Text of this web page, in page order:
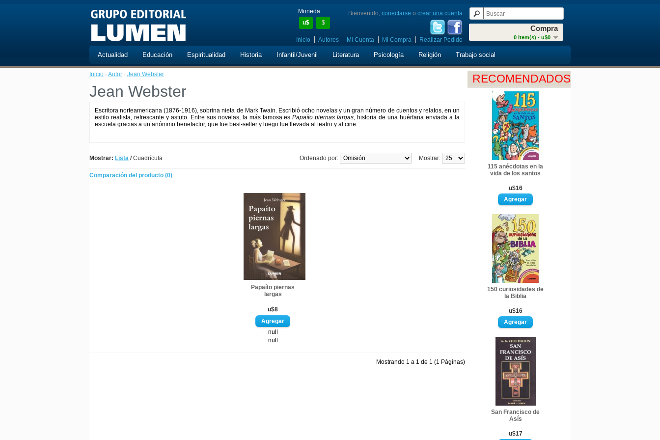
Moneda
u$
$
Compra
0 item(s) - u$0
Bienvenido, conectarse o crear una cuenta
Inicio Autores Mi Cuenta Mi Compra Realizar Pedido
Actualidad Educación Espiritualidad Historia Infantil/Juvenil Literatura Psicología Religión Trabajo social
RECOMENDADOS
115 anécdotas en la
vida de los santos
u$16
150 curiosidades de
la Biblia
u$16
San Francisco de
Asís
u$17
Inicio · Autor · Jean Webster
Jean Webster
Escritora norteamericana (1876-1916), sobrina nieta de Mark Twain. Escribió ocho novelas y un gran número de cuentos y relatos, en un
estilo realista, refrescante y astuto. Entre sus novelas, la más famosa esPapaíto piernas largas, historia de una huérfana enviada a la
escuela gracias a un anónimo benefactor, que fue best-seller y luego fue llevada al teatro y al cine.
Mostrar: Lista /Cuadrícula Mostrar:
Ordenado por:
Comparación del producto (0)
Papaíto piernas
largas
u$8
null
null
Mostrando 1 a 1 de 1 (1 Páginas)